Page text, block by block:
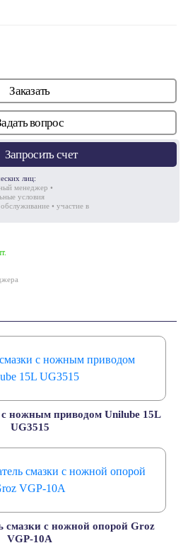
Заказать
вопрос
Запросить счет
лиц:
менеджер •
условия
• участие в
с ножным приводом Unilube 15L
UG3515
смазки с ножной опорой Groz
VGP-10A